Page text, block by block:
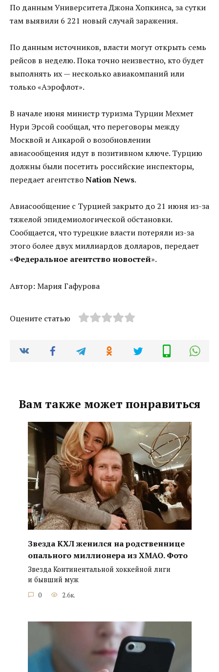
По данным Университета Джона Хопкинса, за сутки
там выявили 6 221 новый случай заражения.
По данным источников, власти могут открыть семь
рейсов в неделю. Пока точно неизвестно, кто будет
выполнять их — несколько авиакомпаний или
только «Аэрофлот».
В начале июня министр туризма Турции Мехмет
Нури Эрсой сообщал, что переговоры между
Москвой и Анкарой о возобновлении
авиасообщения идут в позитивном ключе. Турцию
должны были посетить российские инспекторы,
передает агентствоNation News.
Авиасообщение с Турцией закрыто до 21 июня из-за
тяжелой эпидемиологической обстановки.
Сообщается, что турецкие власти потеряли из-за
этого более двух миллиардов долларов, передает
«Федеральное агентство новостей».
Автор: Мария Гафурова
Оцените статью
Вам также может понравиться
Звезда КХЛ женился на родственнице
опального миллионера из ХМАО. Фото
Звезда Континентальной хоккейной лиги
и бывший муж
0 2.6к.